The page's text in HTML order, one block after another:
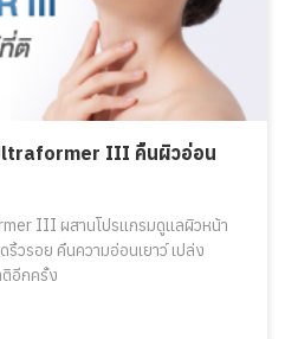
III คืนผิวอ่อน
III ผสานโปรแกรมดูแลผิวหน้า
วรอย คืนความอ่อนเยาว์ เปล่ง
ติอีกครั้ง